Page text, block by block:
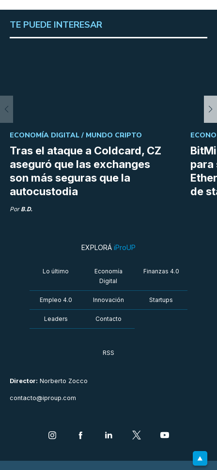
TE PUEDE INTERESAR
Tras el ataque a Coldcard, CZ
aseguró que las exchanges
son más seguras que la
autocustodia
ECONOMÍA DIGITAL / MUNDO CRIPTO
Por B.D.
para
de
Director: Norberto Zocco
contacto@iproup.com
EXPLORÁ iProUP
Lo último
Economía
Digital
Finanzas 4.0
Empleo 4.0 Innovación Startups
Leaders Contacto
RSS